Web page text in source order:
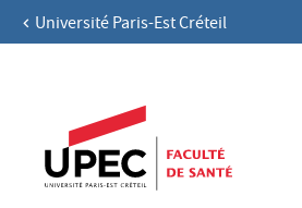
Aller au contenu
Navigation secondaire
Université Paris-Est Créteil